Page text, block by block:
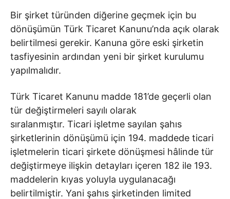
Bir şirket türünden diğerine geçmek için bu
dönüşümün Türk Ticaret Kanunu’nda açık olarak
belirtilmesi gerekir. Kanuna göre eski şirketin
tasfiyesinin ardından yeni bir şirket kurulumu
yapılmalıdır.
Türk Ticaret Kanunu madde 181’de geçerli olan
tür değiştirmeleri sayılı olarak
sıralanmıştır. Ticari işletme sayılan şahıs
şirketlerinin dönüşümü için 194. maddede ticari
işletmelerin ticari şirkete dönüşmesi hâlinde tür
değiştirmeye ilişkin detayları içeren 182 ile 193.
maddelerin kıyas yoluyla uygulanacağı
belirtilmiştir. Yani şahıs şirketinden limited